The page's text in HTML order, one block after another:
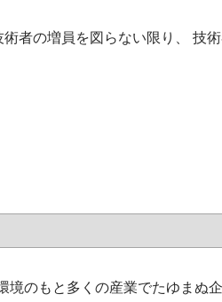
者の増員を図らない限り、 技
境のもと多くの産業でたゆまぬ